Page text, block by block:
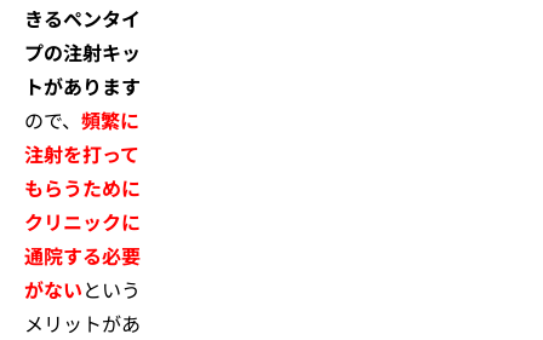
きるペンタイ
プの注射キッ
トがあります
ので、 頻繁に
注射を打って
もらうために
クリニックに
通院する必要
がないという
メリットがあ